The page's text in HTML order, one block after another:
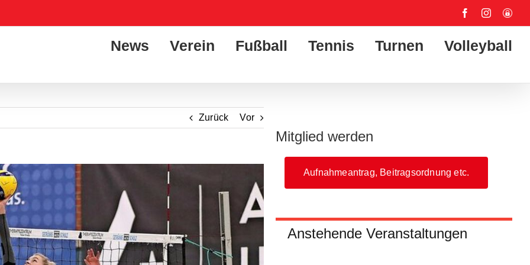
FacebookInstagram
User-
News Verein Fußball Tennis Turnen Volleyball
Zurück Vor
Mitglied werden
Aufnahmeantrag, Beitragsordnung etc.
Anstehende Veranstaltungen